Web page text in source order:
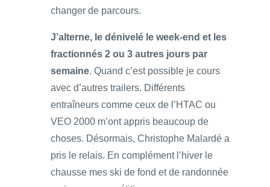
changer de parcours.
J’alterne, le dénivelé le week-end et les
fractionnés 2 ou 3 autres jours par
semaine. Quand c’est possible je cours
avec d’autres trailers. Différents
entraîneurs comme ceux de l’HTAC ou
VEO 2000 m’ont appris beaucoup de
choses. Désormais, Christophe Malardé a
pris le relais. En complément l’hiver le
chausse mes ski de fond et de randonnée